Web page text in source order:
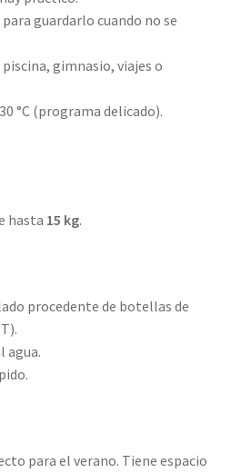
guardarlo cuando no se
gimnasio, viajes o
°C (programa delicado).
hasta 15 kg.
procedente de botellas de
agua.
para el verano. Tiene espacio